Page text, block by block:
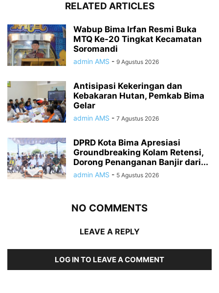
RELATED ARTICLES
Wabup Bima Irfan Resmi Buka
MTQ Ke-20 Tingkat Kecamatan
Soromandi
admin AMS - 9 Agustus 2026
Antisipasi Kekeringan dan
Kebakaran Hutan, Pemkab Bima
Gelar
admin AMS - 7 Agustus 2026
DPRD Kota Bima Apresiasi
Groundbreaking Kolam Retensi,
Dorong Penanganan Banjir dari...
admin AMS - 5 Agustus 2026
NO COMMENTS
LEAVE A REPLY
LOG IN TO LEAVE A COMMENT